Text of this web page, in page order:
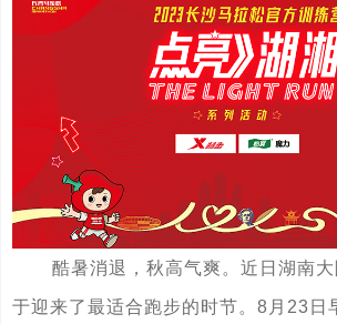
酷暑消退，秋高气爽。近日湖南
于迎来了最适合跑步的时节。8月23日